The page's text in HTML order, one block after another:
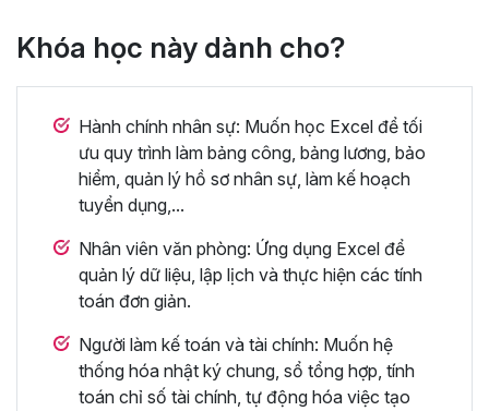
Khóa học này dành cho?
Hành chính nhân sự: Muốn học Excel để tối
ưu quy trình làm bảng công, bảng lương, bảo
hiểm, quản lý hồ sơ nhân sự, làm kế hoạch
tuyển dụng,...
Nhân viên văn phòng: Ứng dụng Excel để
quản lý dữ liệu, lập lịch và thực hiện các tính
toán đơn giản.
Người làm kế toán và tài chính: Muốn hệ
thống hóa nhật ký chung, sổ tổng hợp, tính
toán chỉ số tài chính, tự động hóa việc tạo